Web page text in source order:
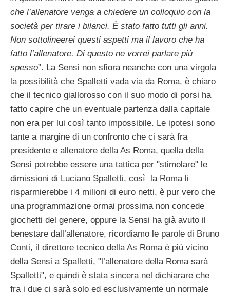
che l’allenatore venga a chiedere un colloquio con la
società per tirare i bilanci. È stato fatto tutti gli anni.
Non sottolineerei questi aspetti ma il lavoro che ha
fatto l’allenatore. Di questo ne vorrei parlare più
spesso”. La Sensi non sfiora neanche con una virgola
la possibilità che Spalletti vada via da Roma, è chiaro
che il tecnico giallorosso con il suo modo di porsi ha
fatto capire che un eventuale partenza dalla capitale
non era per lui così tanto impossibile. Le ipotesi sono
tante a margine di un confronto che ci sarà fra
presidente e allenatore della As Roma, quella della
Sensi potrebbe essere una tattica per "stimolare" le
dimissioni di Luciano Spalletti, così la Roma li
risparmierebbe i 4 milioni di euro netti, è pur vero che
una programmazione ormai prossima non concede
giochetti del genere, oppure la Sensi ha già avuto il
benestare dall’allenatore, ricordiamo le parole di Bruno
Conti, il direttore tecnico della As Roma è più vicino
della Sensi a Spalletti, "l’allenatore della Roma sarà
Spalletti", e quindi è stata sincera nel dichiarare che
fra i due ci sarà solo ed esclusivamente un normale